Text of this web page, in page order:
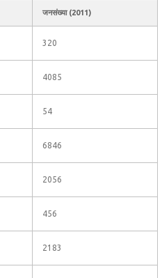
जनसंख्या (2011)
320
4085
54
6846
2056
456
2183